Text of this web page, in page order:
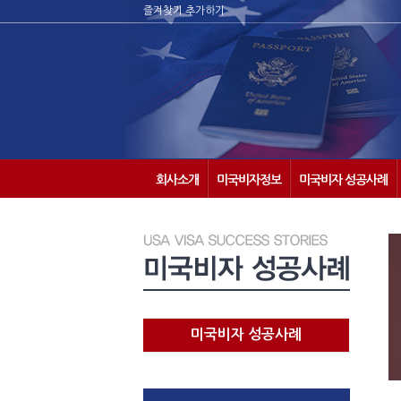
즐겨찾기 추가하기
회사소개 미국비자정보 미국비자 성공사례
미국비자 성공사례